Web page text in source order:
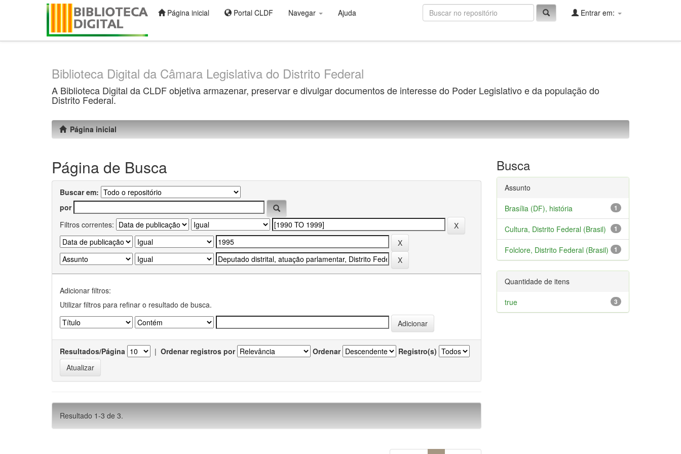
Página inicial Portal CLDF Navegar Ajuda Entrar em:
Biblioteca Digital da Câmara Legislativa do Distrito Federal
A Biblioteca Digital da CLDF objetiva armazenar, preservar e divulgar documentos de interesse do Poder Legislativo e da população do
Distrito Federal.
Página inicial
Página de Busca
Buscar em:
por
Filtros correntes:
Adicionar filtros:
Utilizar filtros para refinar o resultado de busca.
Resultados/Página | Ordenar registros por Ordenar Registro(s)
Resultado 1-3 de 3.
Busca
Assunto
1
Brasília (DF), história
1
Cultura, Distrito Federal (Brasil)
1
Folclore, Distrito Federal (Brasil)
Quantidade de itens
3
true